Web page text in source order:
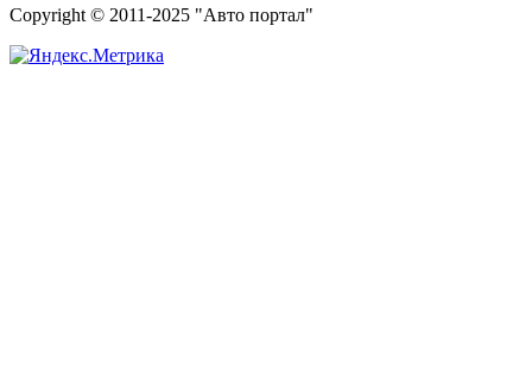
Copyright © 2011-2025 "Авто портал"